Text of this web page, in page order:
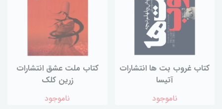
کتاب غروب بت ها انتشارات
آتیسا
ناموجود
کتاب ملت عشق انتشارات
زرین کلک
ناموجود